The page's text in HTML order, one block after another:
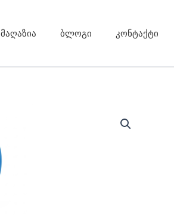
მაღაზია ბლოგი კონტაქტი